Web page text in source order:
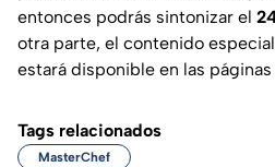
entonces podrás sintonizar el
otra parte, el contenido
estará disponible en las
Tags relacionados
MasterChef